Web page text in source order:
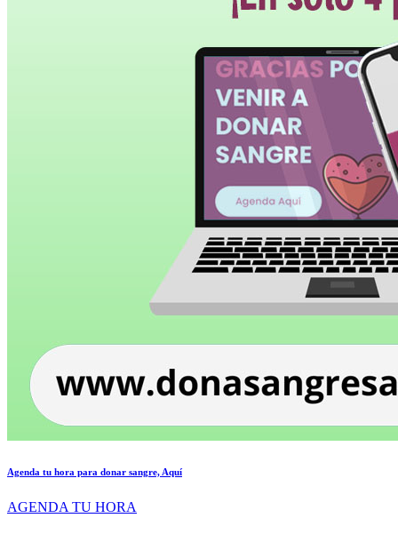
Agenda tu hora para donar sangre, Aquí
AGENDA TU HORA